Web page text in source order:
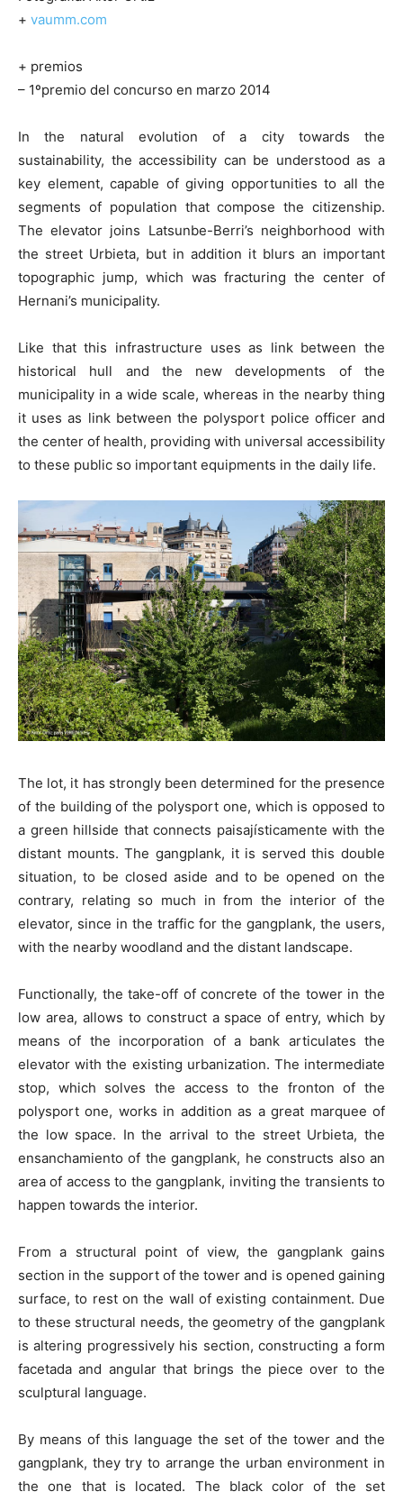
+ vaumm.com
+ premios
– 1ºpremio del concurso en marzo 2014
In the natural evolution of a city towards the
sustainability, the accessibility can be understood as a
key element, capable of giving opportunities to all the
segments of population that compose the citizenship.
The elevator joins Latsunbe-Berri’s neighborhood with
the street Urbieta, but in addition it blurs an important
topographic jump, which was fracturing the center of
Hernani’s municipality.
Like that this infrastructure uses as link between the
historical hull and the new developments of the
municipality in a wide scale, whereas in the nearby thing
it uses as link between the polysport police officer and
the center of health, providing with universal accessibility
to these public so important equipments in the daily life.
The lot, it has strongly been determined for the presence
of the building of the polysport one, which is opposed to
a green hillside that connects paisajísticamente with the
distant mounts. The gangplank, it is served this double
situation, to be closed aside and to be opened on the
contrary, relating so much in from the interior of the
elevator, since in the traffic for the gangplank, the users,
with the nearby woodland and the distant landscape.
Functionally, the take-off of concrete of the tower in the
low area, allows to construct a space of entry, which by
means of the incorporation of a bank articulates the
elevator with the existing urbanization. The intermediate
stop, which solves the access to the fronton of the
polysport one, works in addition as a great marquee of
the low space. In the arrival to the street Urbieta, the
ensanchamiento of the gangplank, he constructs also an
area of access to the gangplank, inviting the transients to
happen towards the interior.
From a structural point of view, the gangplank gains
section in the support of the tower and is opened gaining
surface, to rest on the wall of existing containment. Due
to these structural needs, the geometry of the gangplank
is altering progressively his section, constructing a form
facetada and angular that brings the piece over to the
sculptural language.
By means of this language the set of the tower and the
gangplank, they try to arrange the urban environment in
the one that is located. The black color of the set